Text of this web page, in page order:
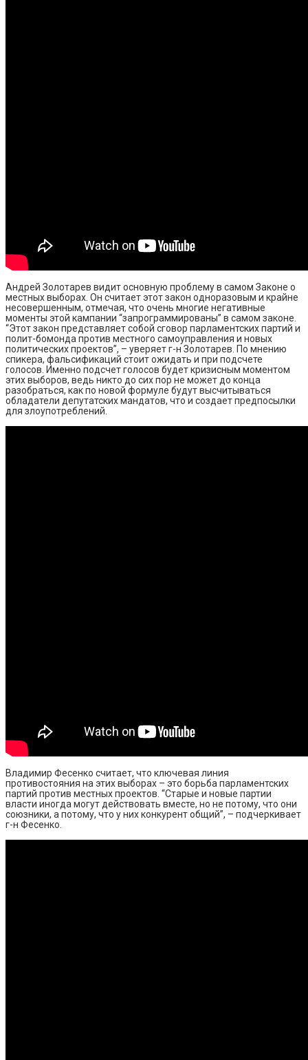
Андрей Золотарев видит основную проблему в самом Законе о
местных выборах. Он считает этот закон одноразовым и крайне
несовершенным, отмечая, что очень многие негативные
моменты этой кампании “запрограммированы” в самом законе.
“Этот закон представляет собой сговор парламентских партий и
полит-бомонда против местного самоуправления и новых
политических проектов”, – уверяет г-н Золотарев. По мнению
спикера, фальсификаций стоит ожидать и при подсчете
голосов. Именно подсчет голосов будет кризисным моментом
этих выборов, ведь никто до сих пор не может до конца
разобраться, как по новой формуле будут высчитываться
обладатели депутатских мандатов, что и создает предпосылки
для злоупотреблений.
Владимир Фесенко считает, что ключевая линия
противостояния на этих выборах – это борьба парламентских
партий против местных проектов. “Старые и новые партии
власти иногда могут действовать вместе, но не потому, что они
союзники, а потому, что у них конкурент общий”, – подчеркивает
г-н Фесенко.